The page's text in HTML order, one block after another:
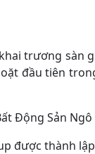
trương sàn
đầu tiên
Động Sản Ngô
được thành